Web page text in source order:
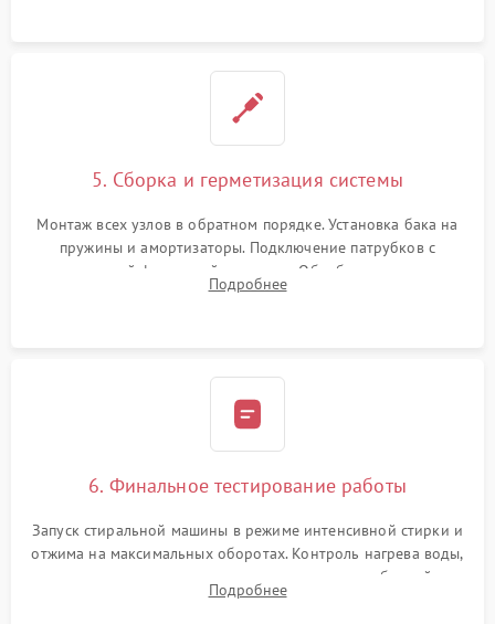
5. Сборка и герметизация системы
Монтаж всех узлов в обратном порядке. Установка бака на
пружины и амортизаторы. Подключение патрубков с
надежной фиксацией хомутами. Обработка стыков
герметиком для предотвращения возможных протечек воды.
Подробнее
6. Финальное тестирование работы
Запуск стиральной машины в режиме интенсивной стирки и
отжима на максимальных оборотах. Контроль нагрева воды,
корректности слива, отсутствия излишних вибраций,
посторонних стуков и протечек под корпусом.
Подробнее